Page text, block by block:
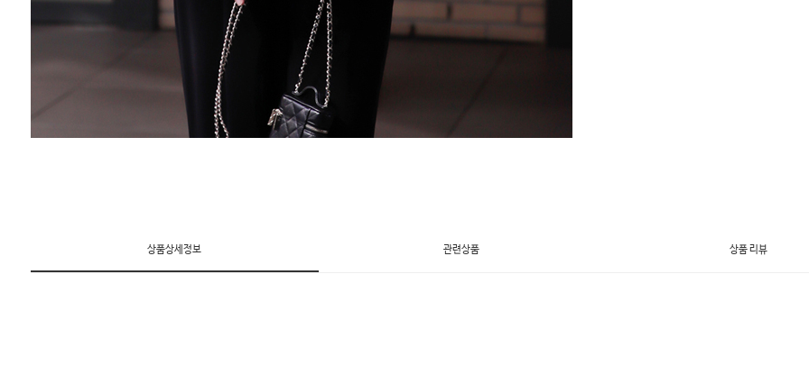
상품상세정보 관련상품 상품 리뷰